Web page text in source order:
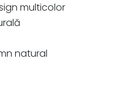
multicolor
natural